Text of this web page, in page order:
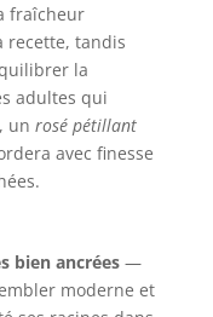
fraîcheur
recette, tandis
la
adultes qui
un rosé pétillant
avec finesse
bien ancrées—
moderne et